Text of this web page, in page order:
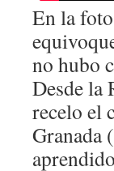
En la
no hubo
Desde la
recelo el
Granada